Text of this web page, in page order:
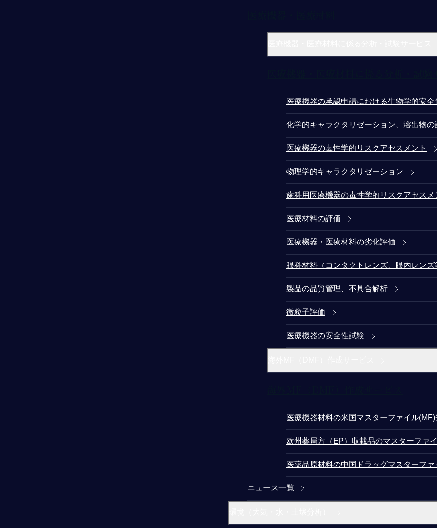
医療機器の承認申請における生物学的安全
化学的キャラクタリゼーション、溶出物の
医療機器の毒性学的リスクアセスメント
物理学的キャラクタリゼーション
歯科用医療機器の毒性学的リスクアセスメ
医療材料の評価
医療機器・医療材料の劣化評価
眼科材料（コンタクトレンズ、眼内レンズ
製品の品質管理、不具合解析
微粒子評価
医療機器の安全性試験
医療機器材料の米国マスターファイル
欧州薬局方（EP）収載品のマスターファ
医薬品原材料の中国ドラッグマスターフ
ニュース一覧